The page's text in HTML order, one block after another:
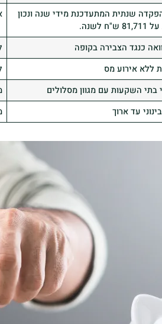
שנתית המתעדכנת מידי שנה ונכון
כנגד הצבירה בקופה
ללא אירוע מס
בתי השקעות עם מגוון מסלולים
עד ארוך